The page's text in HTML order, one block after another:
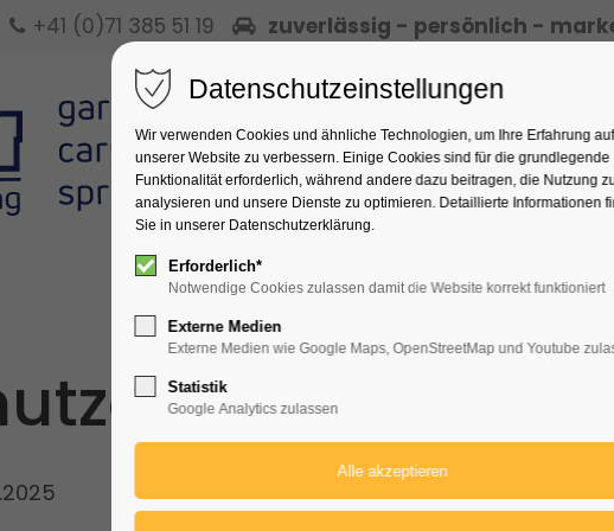
+41 (0)71 385 51 19 zuverlässig - persönlich -
Datenschutzeinstellungen
Wir verwenden Cookies und ähnliche Technologien, um Ihre Erfahrung auf
unserer Website zu verbessern. Einige Cookies sind für die grundlegende
Funktionalität erforderlich, während andere dazu beitragen, die Nutzung
analysieren und unsere Dienste zu optimieren. Detaillierte Informationen
Sie in unserer Datenschutzerklärung.
Erforderlich*
Notwendige Cookies zulassen damit die Website korrekt funktioniert
Externe Medien
Externe Medien wie Google Maps, OpenStreetMap und Youtube
Statistik
Google Analytics zulassen